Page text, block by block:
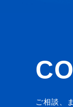
ご相談、